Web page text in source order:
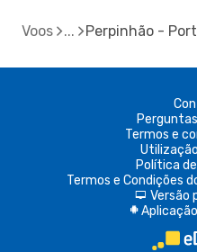
Voos Perpinhão -
Termos e
Política
Termos e Condições
d Versão
A